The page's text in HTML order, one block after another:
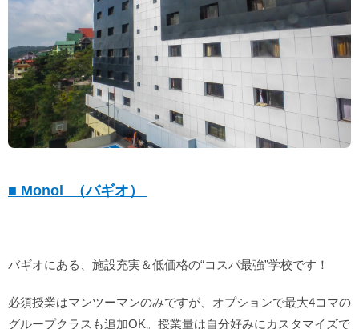
■ Monol （バギオ）
バギオにある、施設充実＆低価格の“コスパ最強”学校です！
必須授業はマンツーマンのみですが、オプションで最大4コマの
グループクラスも追加OK。授業量は自分好みにカスタマイズで